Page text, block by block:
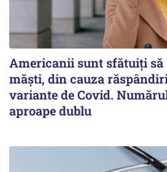
Americanii sunt sfătuiți să
măști, din cauza
variante de Covid.
aproape dublu